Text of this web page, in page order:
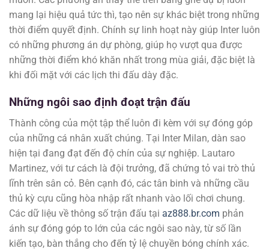
mang lại hiệu quả tức thì, tạo nên sự khác biệt trong những
thời điểm quyết định. Chính sự linh hoạt này giúp Inter luôn
có những phương án dự phòng, giúp họ vượt qua được
những thời điểm khó khăn nhất trong mùa giải, đặc biệt là
khi đối mặt với các lịch thi đấu dày đặc.
Những ngôi sao định đoạt trận đấu
Thành công của một tập thể luôn đi kèm với sự đóng góp
của những cá nhân xuất chúng. Tại Inter Milan, dàn sao
hiện tại đang đạt đến độ chín của sự nghiệp. Lautaro
Martinez, với tư cách là đội trưởng, đã chứng tỏ vai trò thủ
lĩnh trên sân cỏ. Bên cạnh đó, các tân binh và những cầu
thủ kỳ cựu cũng hòa nhập rất nhanh vào lối chơi chung.
Các dữ liệu về thông số trận đấu tại az888.br.com phản
ánh sự đóng góp to lớn của các ngôi sao này, từ số lần
kiến tạo, bàn thắng cho đến tỷ lệ chuyền bóng chính xác.